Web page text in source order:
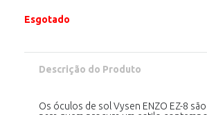
Esgotado
Descrição do Produto
Os óculos de sol Vysen ENZO EZ-8